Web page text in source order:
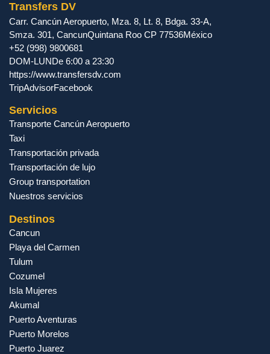
Transfers DV
Carr. Cancún Aeropuerto, Mza. 8, Lt. 8, Bdga. 33-A,
Smza. 301, CancunQuintana Roo CP 77536México
+52 (998) 9800681
DOM-LUNDe 6:00 a 23:30
https://www.transfersdv.com
TripAdvisorFacebook
Servicios
Transporte Cancún Aeropuerto
Taxi
Transportación privada
Transportación de lujo
Group transportation
Nuestros servicios
Destinos
Cancun
Playa del Carmen
Tulum
Cozumel
Isla Mujeres
Akumal
Puerto Aventuras
Puerto Morelos
Puerto Juarez